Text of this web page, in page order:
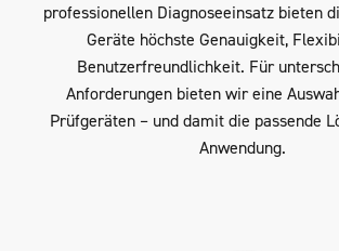
professionellen Diagnoseeinsatz bieten
Geräte höchste Genauigkeit,
Benutzerfreundlichkeit. Für
Anforderungen bieten wir eine
Prüfgeräten – und damit die passende
Anwendung.